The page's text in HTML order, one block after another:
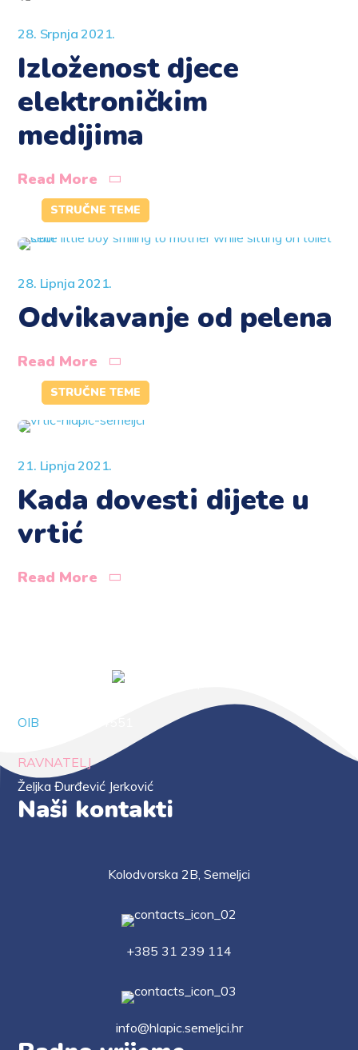
28. Srpnja 2021.
Izloženost djece
elektroničkim
medijima
Read More
STRUČNE TEME
28. Lipnja 2021.
Odvikavanje od pelena
Read More
STRUČNE TEME
21. Lipnja 2021.
Kada dovesti dijete u
vrtić
Read More
OIB
RAVNATELJ
Željka Đurđević Jerković
Naši kontakti
Kolodvorska 2B, Semeljci
+385 31 239 114
info@hlapic.semeljci.hr